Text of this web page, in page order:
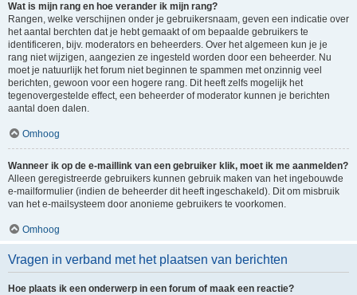
Wat is mijn rang en hoe verander ik mijn rang?
Rangen, welke verschijnen onder je gebruikersnaam, geven een indicatie over
het aantal berchten dat je hebt gemaakt of om bepaalde gebruikers te
identificeren, bijv. moderators en beheerders. Over het algemeen kun je je
rang niet wijzigen, aangezien ze ingesteld worden door een beheerder. Nu
moet je natuurlijk het forum niet beginnen te spammen met onzinnig veel
berichten, gewoon voor een hogere rang. Dit heeft zelfs mogelijk het
tegenovergestelde effect, een beheerder of moderator kunnen je berichten
aantal doen dalen.
Omhoog
Wanneer ik op de e-maillink van een gebruiker klik, moet ik me aanmelden?
Alleen geregistreerde gebruikers kunnen gebruik maken van het ingebouwde
e-mailformulier (indien de beheerder dit heeft ingeschakeld). Dit om misbruik
van het e-mailsysteem door anonieme gebruikers te voorkomen.
Omhoog
Vragen in verband met het plaatsen van berichten
Hoe plaats ik een onderwerp in een forum of maak een reactie?